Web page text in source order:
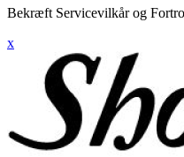
Bekræft Servicevilkår og
x